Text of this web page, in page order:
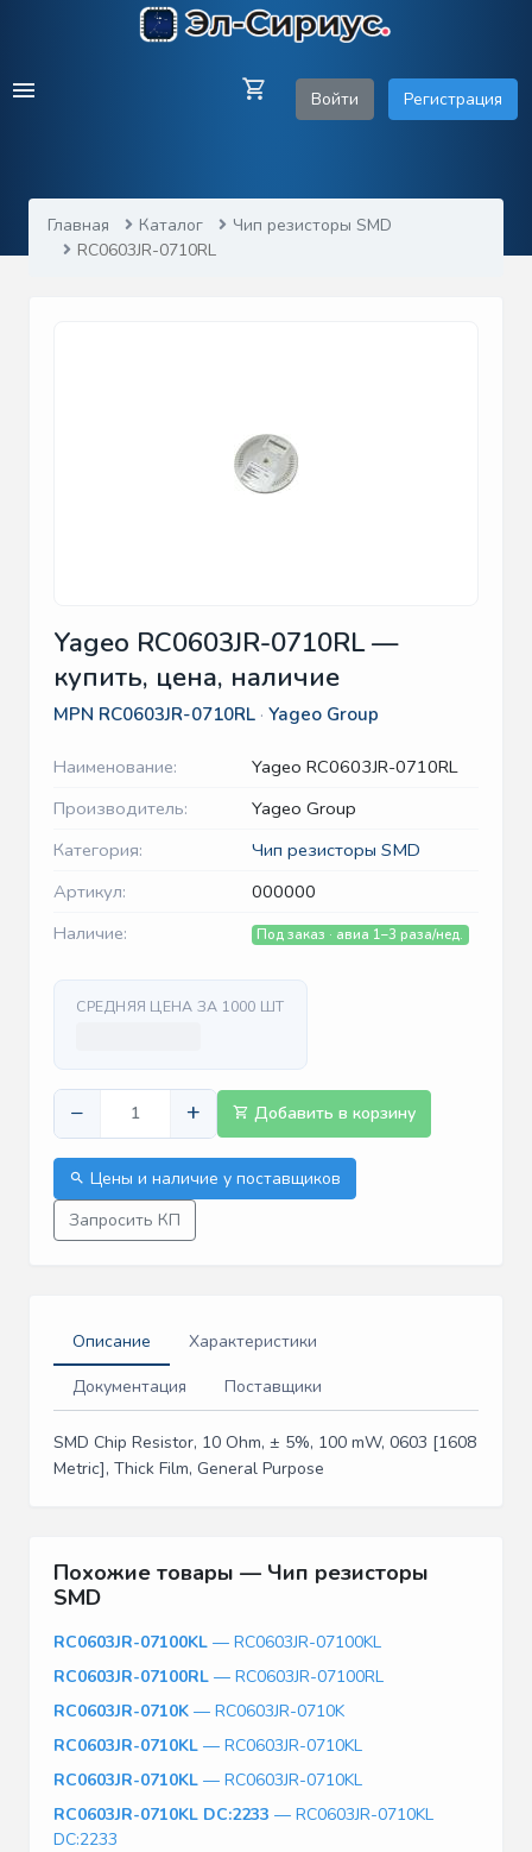
Войти Регистрация
Главная Каталог
Чип резисторы SMD
RC0603JR-0710RL
Yageo RC0603JR-0710RL —
купить, цена, наличие
MPN RC0603JR-0710RL · Yageo Group
Наименование:
Yageo RC0603JR-0710RL
Производитель:
Yageo Group
Категория:
Чип резисторы SMD
Артикул:
000000
Наличие:
Под заказ · авиа 1–3 раза/нед.
СРЕДНЯЯ ЦЕНА ЗА 1000 ШТ
− + Добавить в корзину
Цены и наличие у поставщиков
Запросить КП
Описание
Характеристики
Документация
Поставщики
SMD Chip Resistor, 10 Ohm, ± 5%, 100 mW, 0603 [1608
Metric], Thick Film, General Purpose
Похожие товары — Чип резисторы
SMD
RC0603JR-07100KL — RC0603JR-07100KL
RC0603JR-07100RL — RC0603JR-07100RL
RC0603JR-0710K — RC0603JR-0710K
RC0603JR-0710KL — RC0603JR-0710KL
RC0603JR-0710KL — RC0603JR-0710KL
RC0603JR-0710KL DC:2233 — RC0603JR-0710KL
DC:2233